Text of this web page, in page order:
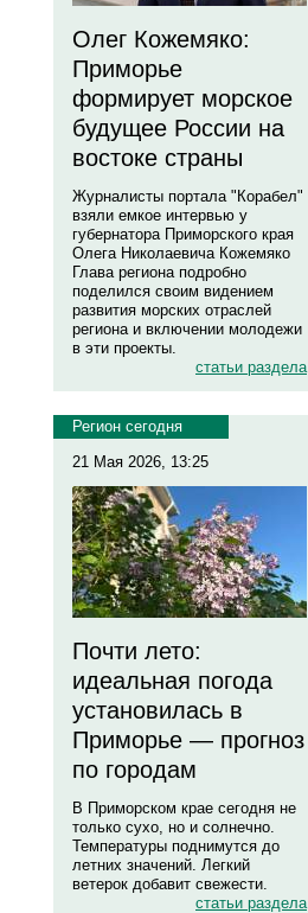
Олег Кожемяко:
Приморье
формирует морское
будущее России на
востоке страны
Журналисты портала "Корабел"
взяли емкое интервью у
губернатора Приморского края
Олега Николаевича Кожемяко
Глава региона подробно
поделился своим видением
развития морских отраслей
региона и включении молодежи
в эти проекты.
статьи раздела
Регион сегодня
21 Мая 2026, 13:25
Почти лето:
идеальная погода
установилась в
Приморье — прогноз
по городам
В Приморском крае сегодня не
только сухо, но и солнечно.
Температуры поднимутся до
летних значений. Легкий
ветерок добавит свежести.
статьи раздела